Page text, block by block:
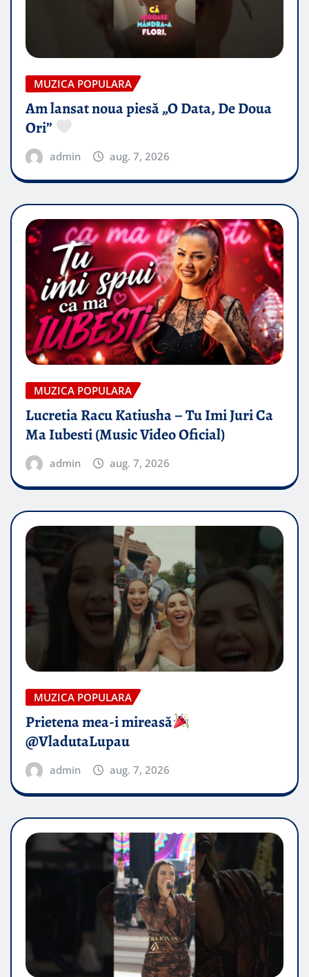
MUZICA POPULARA
Am lansat noua piesă „O Data, De Doua
Ori”
admin aug. 7, 2026
MUZICA POPULARA
Lucretia Racu Katiusha – Tu Imi Juri Ca
Ma Iubesti (Music Video Oficial)
admin aug. 7, 2026
MUZICA POPULARA
Prietena mea-i mireasă​
@VladutaLupau
admin aug. 7, 2026